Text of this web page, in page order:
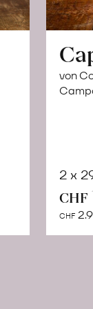
von
2 x
CHF
CHF